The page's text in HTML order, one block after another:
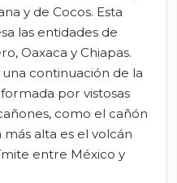
y de Cocos. Esta
las entidades de
Oaxaca y Chiapas.
una continuación de la
por vistosas
como el cañón
alta es el volcán
entre México y